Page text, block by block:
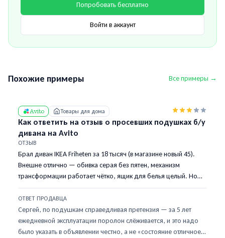
Попробовать бесплатно
Войти в аккаунт
Похожие примеры Все примеры →
Avito Товары для дома
Как ответить на отзыв о просевших подушках б/у
дивана на Avito
ОТЗЫВ
Брал диван IKEA Friheten за 18 тысяч (в магазине новый 45).
Внешне отлично — обивка серая без пятен, механизм
трансформации работает чётко, ящик для белья целый. Но
подушки сидений просели до жёсткости — садишься, и сразу
чувствуешь каркас. Видимо, поролон слежался. Под чехлом
видно, что родной. На фото это не заметно, в описании не
было. Тройка — за честное состояние корпуса, минус за
сиденье.
ОТВЕТ ПРОДАВЦА
Сергей, по подушкам справедливая претензия — за 5 лет
ежедневной эксплуатации поролон слёживается, и это надо
было указать в объявлении честно, а не «состояние отличное».